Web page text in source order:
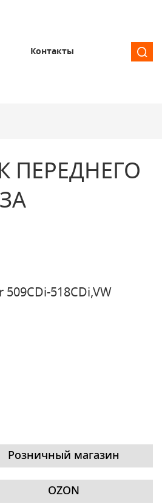
Контакты
ПЕРЕДНЕГО
518CDi,VW
Розничный магазин
OZON